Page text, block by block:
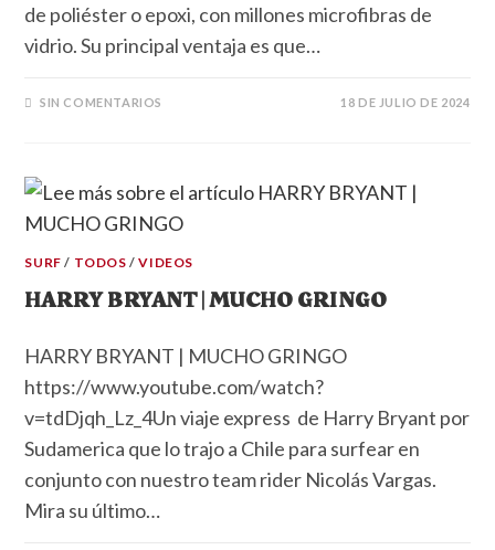
de poliéster o epoxi, con millones microfibras de
vidrio. Su principal ventaja es que…
SIN COMENTARIOS 18 DE JULIO DE 2024
SURF / TODOS /VIDEOS
HARRY BRYANT | MUCHO GRINGO
HARRY BRYANT | MUCHO GRINGO
https://www.youtube.com/watch?
v=tdDjqh_Lz_4Un viaje express de Harry Bryant por
Sudamerica que lo trajo a Chile para surfear en
conjunto con nuestro team rider Nicolás Vargas.
Mira su último…